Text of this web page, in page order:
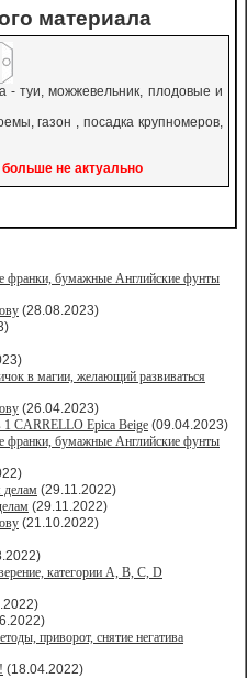
материала
- туи, можжевельник, плодовые и
газон , посадка крупномеров,
не актуально
франки, бумажные Английские фунты
(28.08.2023)
в магии, желающий развиваться
(26.04.2023)
1 CARRELLO Epica Beige (09.04.2023)
франки, бумажные Английские фунты
делам (29.11.2022)
(29.11.2022)
(21.10.2022)
категории A, B, C, D
приворот, снятие негатива
(18.04.2022)